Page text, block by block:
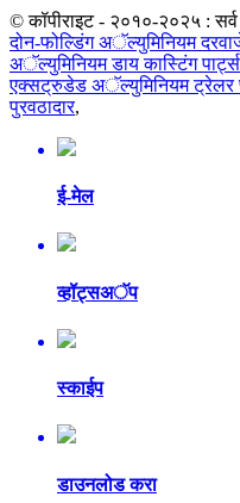
© कॉपीराइट - २०१०-२०२५ :
दोन-फोल्डिंग अॅल्युमिनियम
अॅल्युमिनियम डाय कास्टिंग पार्ट्स
एक्सट्रुडेड अॅल्युमिनियम ट्रेलर
पुरवठादार,
ई-मेल
व्हॉट्सअॅप
स्काईप
डाउनलोड करा